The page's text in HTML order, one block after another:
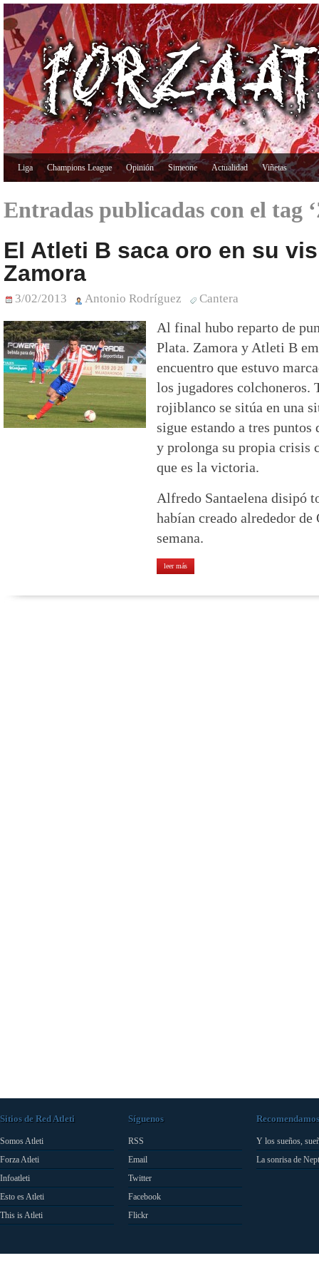
Liga Champions League Opinión Simeone Actualidad Viñetas
Entradas publicadas con el tag
El Atleti B saca oro en su
Zamora
3/02/2013 Antonio Rodríguez Cantera
Al final hubo reparto de
Plata. Zamora y Atleti B
encuentro que estuvo
los jugadores colchoneros.
rojiblanco se sitúa en una
sigue estando a tres puntos
y prolonga su propia crisis
que es la victoria.
Alfredo Santaelena disipó
habían creado alrededor
semana.
leer más
Sitios de Red Atleti
Somos Atleti
Forza Atleti
Infoatleti
Esto es Atleti
This is Atleti
Síguenos
RSS
Email
Twitter
Facebook
Flickr
Recomendamos
Y los sueños,
La sonrisa de